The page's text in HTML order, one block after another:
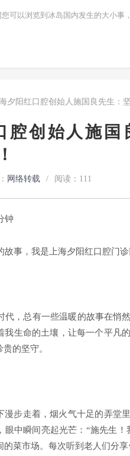
可以浏览到冰岛国内发生的大小
夕阳红口腔创始人施国良先生：
腔创始人施
网络转载 / 阅读： 111
钟
故事，我是上海夕阳红口腔门诊
代，总有一些温暖的故事在悄
我生命的土壤，让每一个平凡
的坚守。
漫步走着，烟火气十足的弄堂
眼中瞬间亮起光芒：“施先生
菜市场。每次听到老人们分